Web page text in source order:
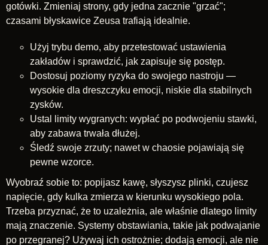
gotówki. Zmieniaj strony, gdy jedna zacznie "grzać";
czasami błyskawice Zeusa trafiają idealnie.
Użyj trybu demo, aby przetestować ustawienia
zakładów i sprawdzić, jak zapisuje się postęp.
Dostosuj poziomy ryzyka do swojego nastroju —
wysokie dla dreszczyku emocji, niskie dla stabilnych
zysków.
Ustal limity wygranych: wypłać po podwojeniu stawki,
aby zabawa trwała dłużej.
Śledź swoje zrzuty; nawet w chaosie pojawiają się
pewne wzorce.
Wyobraź sobie to: popijasz kawę, słyszysz plinki, czujesz
napięcie, gdy kulka zmierza w kierunku wysokiego pola.
Trzeba przyznać, że to uzależnia, ale właśnie dlatego limity
mają znaczenie. Systemy obstawiania, takie jak podwajanie
po przegranej? Używaj ich ostrożnie; dodają emocji, ale nie